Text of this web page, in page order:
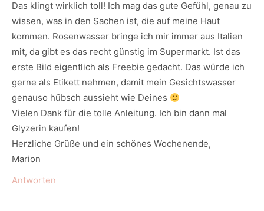
Das klingt wirklich toll! Ich mag das gute Gefühl, genau zu
wissen, was in den Sachen ist, die auf meine Haut
kommen. Rosenwasser bringe ich mir immer aus Italien
mit, da gibt es das recht günstig im Supermarkt. Ist das
erste Bild eigentlich als Freebie gedacht. Das würde ich
gerne als Etikett nehmen, damit mein Gesichtswasser
genauso hübsch aussieht wie Deines
Vielen Dank für die tolle Anleitung. Ich bin dann mal
Glyzerin kaufen!
Herzliche Grüße und ein schönes Wochenende,
Marion
Antworten